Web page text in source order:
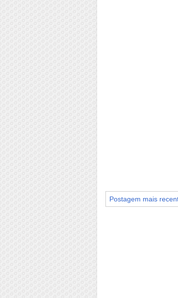
Postagem mais